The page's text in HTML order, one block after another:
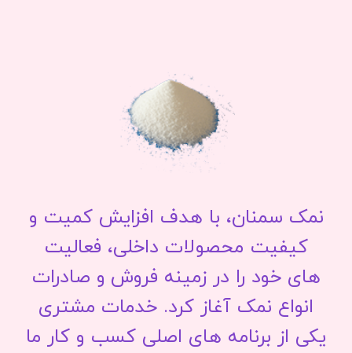
نمک سمنان، با هدف افزایش کمیت و
کیفیت محصولات داخلی، فعالیت
های خود را در زمینه فروش و صادرات
انواع نمک آغاز کرد. خدمات مشتری
یکی از برنامه های اصلی کسب و کار ما